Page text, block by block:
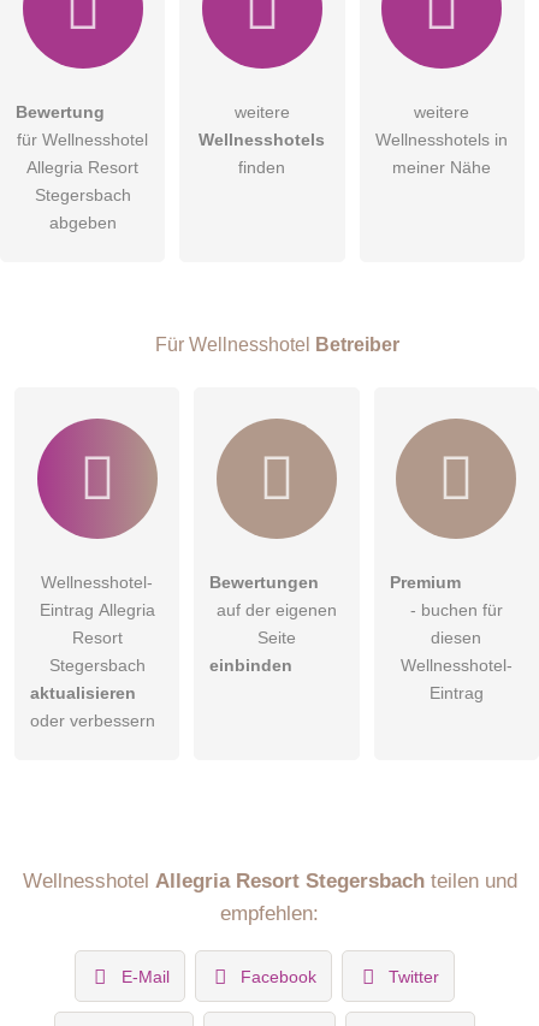
DieDatenschutzerklärunghabe ich zur Kenntnis genommen.
öffentliche Frage stellen
Wellnesshotel-Eintrag zu stellen.
Bewertung
für Wellnesshotel
Allegria Resort
Stegersbach
abgeben
weitere
Wellnesshotels
finden
weitere
Wellnesshotels in
meiner Nähe
Für Wellnesshotel Betreiber
Wellnesshotel-
Eintrag Allegria
Resort
Stegersbach
aktualisieren
oder verbessern
Bewertungen
auf der eigenen
Seite
einbinden
Premium
- buchen für
diesen
Wellnesshotel-
Eintrag
Wellnesshotel Allegria Resort Stegersbachteilen und
empfehlen:
E-Mail Facebook Twitter